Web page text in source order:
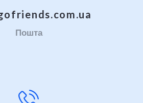
Пошта